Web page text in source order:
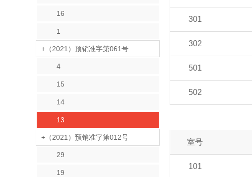
16
1
+（2021）预销准字第061号
4
15
14
13
+（2021）预销准字第012号
29
19
301
302
501
502
室号
101